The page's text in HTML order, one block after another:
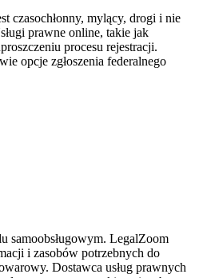
czasochłonny, mylący, drogi i nie
prawne online, takie jak
procesu rejestracji.
opcje zgłoszenia federalnego
samoobsługowym. LegalZoom
i zasobów potrzebnych do
Dostawca usług prawnych